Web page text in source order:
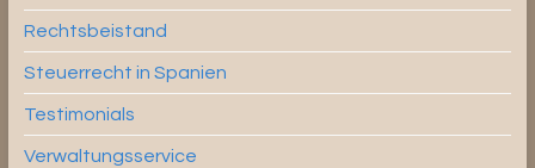
Rechtsbeistand
Steuerrecht in Spanien
Testimonials
Verwaltungsservice